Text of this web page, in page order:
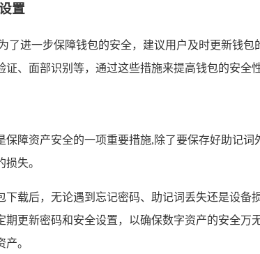
置
了进一步保障钱包的安全，建议用户及时更新钱
证、面部识别等，通过这些措施来提高钱包的安全
保障资产安全的一项重要措施,除了要保存好助记词
失。
下载后，无论遇到忘记密码、助记词丢失还是设
期更新密码和安全设置，以确保数字资产的安全
。